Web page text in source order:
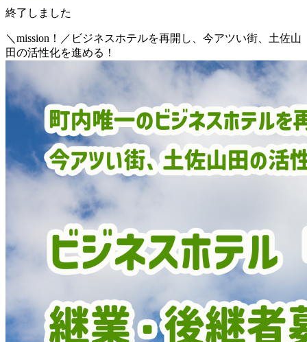
終了しました
＼mission！／ビジネスホテルを再開し、今アツい街、土佐山
田の活性化を進める！